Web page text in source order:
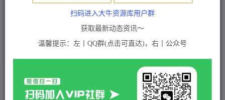
5 积分
付费资源
扫码进入大牛资源库用户群
获取最新动态资讯～
温馨提示：左丨QQ群(点击可直达)，右丨公众号